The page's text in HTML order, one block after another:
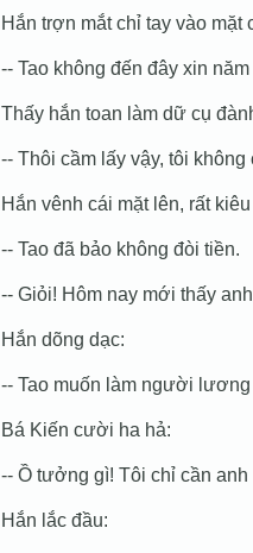
Hắn trợn mắt chỉ tay vào mặt
-- Tao không đến đây xin
Thấy hắn toan làm dữ cụ
-- Thôi cầm lấy vậy, tôi không
Hắn vênh cái mặt lên, rất
-- Tao đã bảo không đòi tiền.
-- Giỏi! Hôm nay mới thấy
Hắn dõng dạc:
-- Tao muốn làm người lương
Bá Kiến cười ha hả:
-- Ồ tưởng gì! Tôi chỉ cần
Hắn lắc đầu: